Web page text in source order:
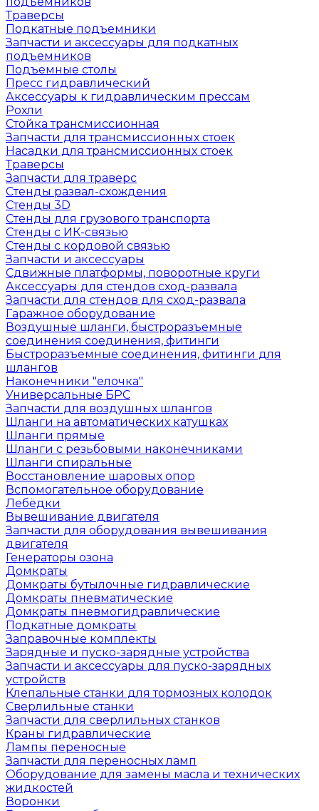
Траверсы
Подкатные подъемники
Запчасти и аксессуары для подкатных
подъемников
Подъемные столы
Пресс гидравлический
Аксессуары к гидравлическим прессам
Рохли
Стойка трансмиссионная
Запчасти для трансмиссионных стоек
Насадки для трансмиссионных стоек
Траверсы
Запчасти для траверс
Стенды развал-схождения
Стенды 3D
Стенды для грузового транспорта
Стенды с ИК-связью
Стенды с кордовой связью
Запчасти и аксессуары
Сдвижные платформы, поворотные круги
Аксессуары для стендов сход-развала
Запчасти для стендов для сход-развала
Гаражное оборудование
Воздушные шланги, быстроразъемные
соединения соединения, фитинги
Быстроразъемные соединения, фитинги для
шлангов
Наконечники "елочка"
Универсальные БРС
Запчасти для воздушных шлангов
Шланги на автоматических катушках
Шланги прямые
Шланги с резьбовыми наконечниками
Шланги спиральные
Восстановление шаровых опор
Вспомогательное оборудование
Лебёдки
Вывешивание двигателя
Запчасти для оборудования вывешивания
двигателя
Генераторы озона
Домкраты
Домкраты бутылочные гидравлические
Домкраты пневматические
Домкраты пневмогидравлические
Подкатные домкраты
Заправочные комплекты
Зарядные и пуско-зарядные устройства
Запчасти и аксессуары для пуско-зарядных
устройств
Клепальные станки для тормозных колодок
Сверлильные станки
Запчасти для сверлильных станков
Краны гидравлические
Лампы переносные
Запчасти для переносных ламп
Оборудование для замены масла и технических
жидкостей
Воронки